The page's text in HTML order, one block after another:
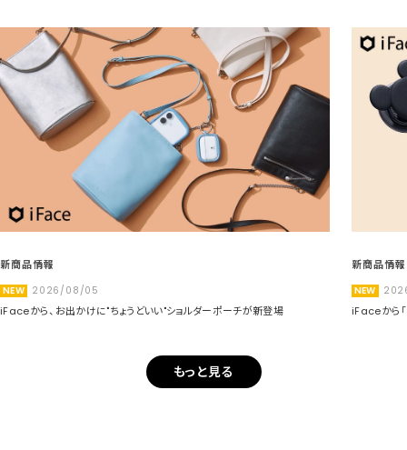
新商品情報
NEW 2026/08/05
iFaceから、お出かけに"ちょうどいい"ショルダーポーチが新登場
新商品情報
NEW
iFaceから
もっと見る